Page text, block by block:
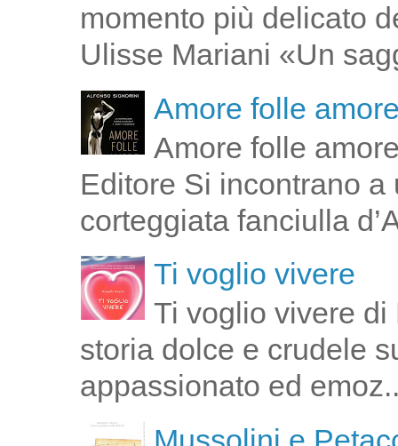
momento più delicato
Ulisse Mariani «Un
Amore folle
Amore folle
Editore Si incontrano
corteggiata fanciulla
Ti voglio vivere
Ti voglio vivere
storia dolce e crudele
appassionato ed